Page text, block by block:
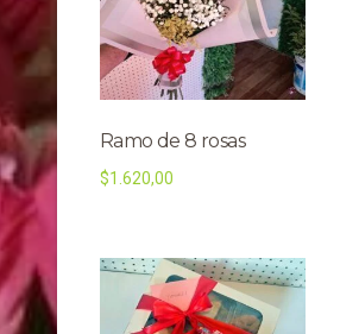
Ramo de 8 rosas
$1.620,00